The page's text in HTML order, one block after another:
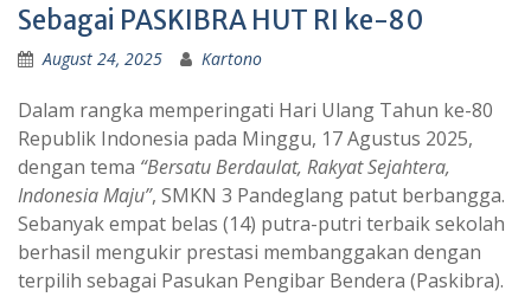
Sebagai PASKIBRA HUT RI ke-80
August 24, 2025 Kartono
Dalam rangka memperingati Hari Ulang Tahun ke-80
Republik Indonesia pada Minggu, 17 Agustus 2025,
dengan tema “Bersatu Berdaulat, Rakyat Sejahtera,
Indonesia Maju”, SMKN 3 Pandeglang patut berbangga.
Sebanyak empat belas (14) putra-putri terbaik sekolah
berhasil mengukir prestasi membanggakan dengan
terpilih sebagai Pasukan Pengibar Bendera (Paskibra).